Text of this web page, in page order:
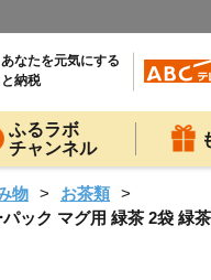
なたを元気にする
納税
ふるラボ
チャンネル
物
お茶類
ック マグ用 緑茶 2袋 緑